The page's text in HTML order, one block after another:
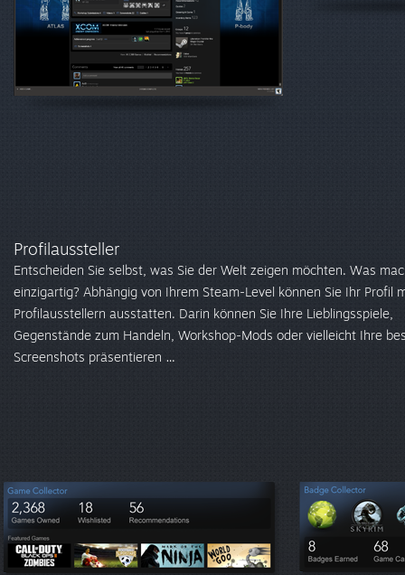
Profilaussteller
Entscheiden Sie selbst, was Sie der Welt zeigen möchten. Was
einzigartig? Abhängig von Ihrem Steam-Level können Sie Ihr Profil
Profilausstellern ausstatten. Darin können Sie Ihre Lieblingsspiele,
Gegenstände zum Handeln, Workshop-Mods oder vielleicht Ihre
Screenshots präsentieren …